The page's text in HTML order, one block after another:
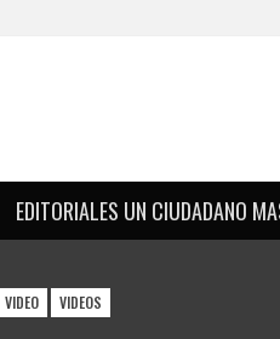
EDITORIALES UN CIUDADANO
VIDEO VIDEOS